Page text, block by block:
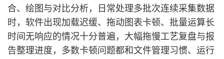
合、绘图与对比分析，日常处理多批次连续采集数据
时，软件出现加载迟缓、拖动图表卡顿、批量运算长
时间无响应的情况十分普遍，大幅拖慢工艺复盘与报
告整理进度，多数卡顿问题都和文件管理习惯、运行